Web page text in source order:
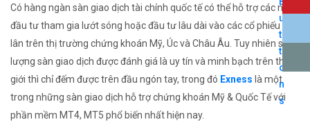
Có hàng ngàn sàn giao dịch tài chính quốc tế có thể hỗ trợ các nhà
đầu tư tham gia lướt sóng hoặc đầu tư lâu dài vào các cổ phiếu kỳ
lân trên thị trường chứng khoán Mỹ, Úc và Châu Âu. Tuy nhiên số
lượng sàn giao dịch được đánh giá là uy tín và minh bạch trên thế
giới thì chỉ đếm được trên đầu ngón tay, trong đó Exness là một
trong những sàn giao dịch hỗ trợ chứng khoán Mỹ & Quốc Tế với
phần mềm MT4, MT5 phổ biến nhất hiện nay.